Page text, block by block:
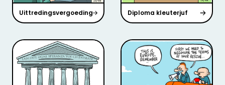
Uittredingsvergoeding Diploma kleuterjuf